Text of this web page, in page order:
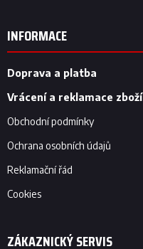
INFORMACE
Doprava a platba
Vrácení a reklamace zboží
Obchodní podmínky
Ochrana osobních údajů
Reklamační řád
Cookies